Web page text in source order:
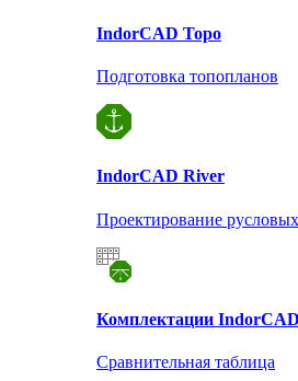
IndorCAD Topo
Подготовка топопланов
IndorCAD River
Проектирование
Комплектации IndorCAD
Сравнительная таблица